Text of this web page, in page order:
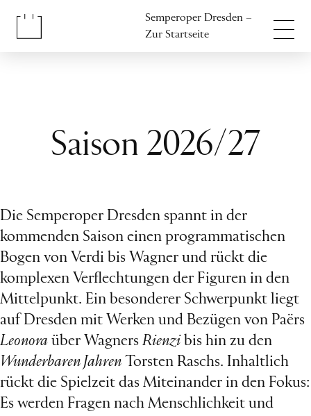
Semperoper Dresden –
Zur Startseite
Saison 2026/27
Die Semperoper Dresden spannt in der
kommenden Saison einen programmatischen
Bogen von Verdi bis Wagner und rückt die
komplexen Verflechtungen der Figuren in den
Mittelpunkt. Ein besonderer Schwerpunkt liegt
auf Dresden mit Werken und Bezügen von Paërs
Leonora über Wagners Rienzibis hin zu den
Wunderbaren Jahren Torsten Raschs. Inhaltlich
rückt die Spielzeit das Miteinander in den Fokus:
Es werden Fragen nach Menschlichkeit und